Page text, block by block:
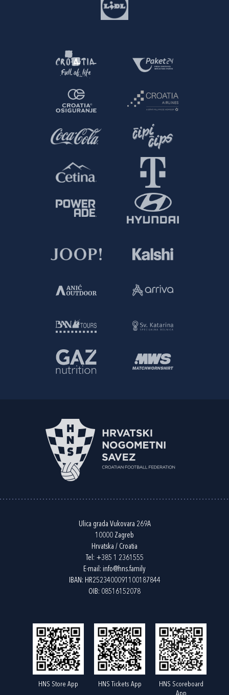
Ulica grada Vukovara 269A
10000 Zagreb
Hrvatska / Croatia
Tel: +385 1 2361555
E-mail: info@hns.family
IBAN: HR2523400091100187844
OIB: 08516152078
HNS Store App HNS Tickets App
HNS Scoreboard
App